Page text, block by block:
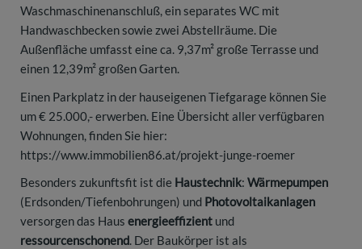
Waschmaschinenanschluß, ein separates WC mit
Handwaschbecken sowie zwei Abstellräume. Die
Außenfläche umfasst eine ca. 9,37m² große Terrasse und
einen 12,39m² großen Garten.
Einen Parkplatz in der hauseigenen Tiefgarage können Sie
um € 25.000,- erwerben. Eine Übersicht aller verfügbaren
Wohnungen, finden Sie hier:
https://www.immobilien86.at/projekt-junge-roemer
Besonders zukunftsfit ist die Haustechnik: Wärmepumpen
(Erdsonden/Tiefenbohrungen) und Photovoltaikanlagen
versorgen das Haus energieeffizient und
ressourcenschonend. Der Baukörper ist als